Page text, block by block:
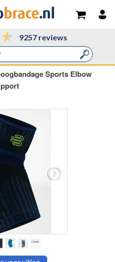
9257 reviews
Sports Elbow